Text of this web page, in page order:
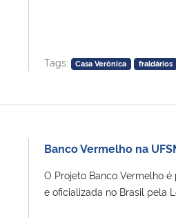
Tags: Casa Verônica fraldários
Banco Vermelho na
O Projeto Banco Vermelho
e oficializada no Brasil pela